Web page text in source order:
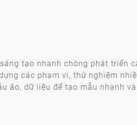
tạo nhanh chóng phát triển
các phạm vi, thử nghiệm
ảo, dữ liệu để tạo mẫu nhanh